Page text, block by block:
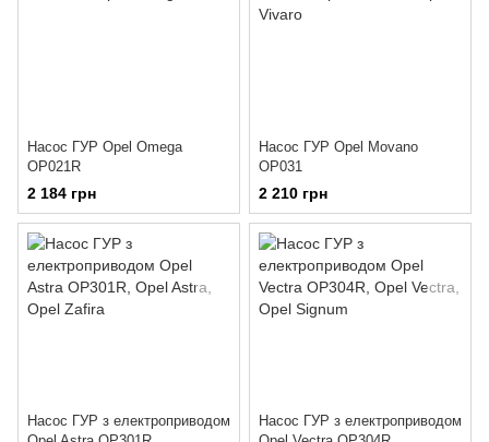
Насос ГУР Opel Omega
OP021R
2 184 грн
Насос ГУР Opel Movano
OP031
2 210 грн
Насос ГУР з електроприводом
Насос ГУР з електроприводом